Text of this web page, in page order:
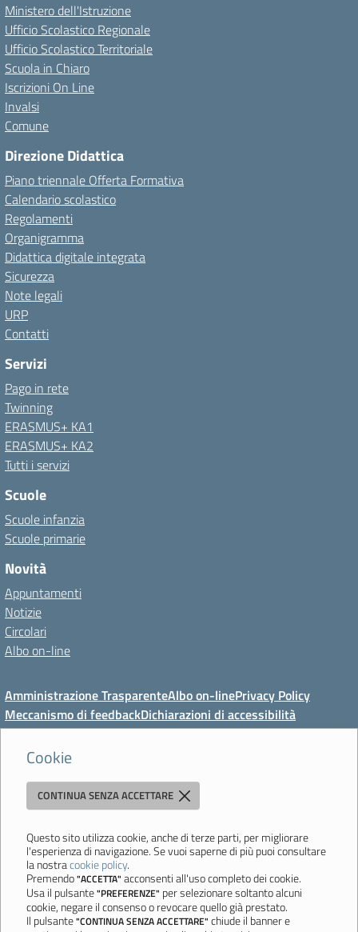
Cookie
CONTINUA SENZA ACCETTARE
Questo sito utilizza cookie, anche di terze parti, per migliorare
l'esperienza di navigazione. Se vuoi saperne di più puoi consultare
la nostracookie policy.
Premendo"ACCETTA" acconsenti all'uso completo dei cookie.
Usa il pulsante"PREFERENZE" per selezionare soltanto alcuni
cookie, negare il consenso o revocare quello già prestato.
Il pulsante"CONTINUA SENZA ACCETTARE" chiude il banner e
Ministero dell'Istruzione
Ufficio Scolastico Regionale
Ufficio Scolastico Territoriale
Scuola in Chiaro
Iscrizioni On Line
Invalsi
Comune
Direzione Didattica
Piano triennale Offerta Formativa
Calendario scolastico
Regolamenti
Organigramma
Didattica digitale integrata
Sicurezza
Note legali
URP
Contatti
Servizi
Pago in rete
Twinning
ERASMUS+ KA1
ERASMUS+ KA2
Tutti i servizi
Scuole
Scuole infanzia
Scuole primarie
Novità
Appuntamenti
Notizie
Circolari
Albo on-line
Amministrazione TrasparenteAlbo on-linePrivacy Policy
Meccanismo di feedbackDichiarazioni di accessibilità
Preferenze cookie
Direzione Didattica di Vignola
"Tutti diversamente uguali, tutti ugualmente diversi"
Viale Mazzini, 18 - 41058 Vignola (MO) - Tel. 059 771117 - Fax 059
771113 - Email:moee06000a@istruzione.it- PEC:
moee06000a@pec.istruzione.it
Ultimo aggiornamento: Mercoledì, 5 Agosto 2026 ore 08:44